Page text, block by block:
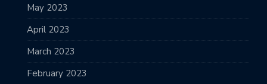
May 2023
April 2023
March 2023
February 2023